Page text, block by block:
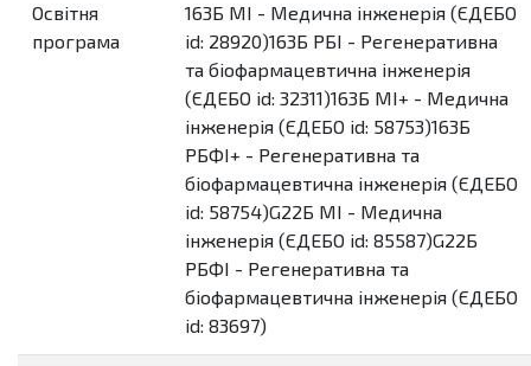
Освітня
програма
163Б МІ - Медична інженерія (ЄДЕБО
id: 28920)163Б РБІ - Регенеративна
та біофармацевтична інженерія
(ЄДЕБО id: 32311)163Б МІ+ - Медична
інженерія (ЄДЕБО id: 58753)163Б
РБФІ+ - Регенеративна та
біофармацевтична інженерія (ЄДЕБО
id: 58754)G22Б МІ - Медична
інженерія (ЄДЕБО id: 85587)G22Б
РБФІ - Регенеративна та
біофармацевтична інженерія (ЄДЕБО
id: 83697)